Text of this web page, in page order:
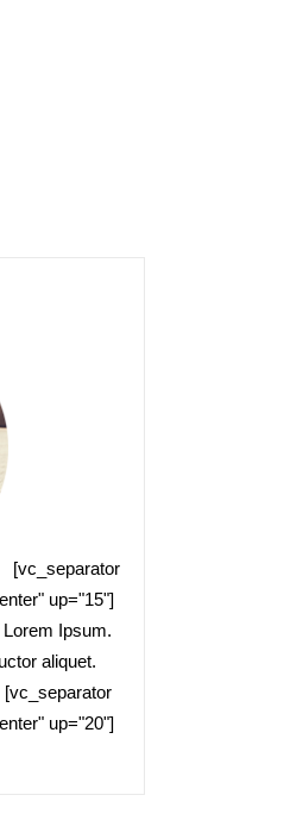
[vc_separator
up="15"]
Ipsum.
aliquet.
[vc_separator
up="20"]